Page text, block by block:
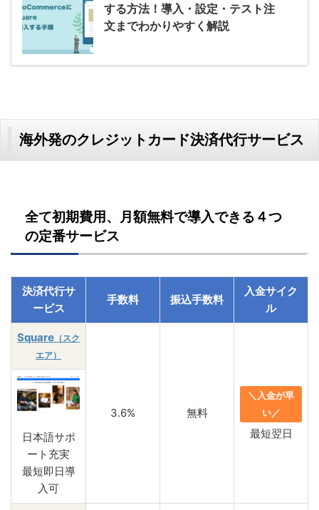
する方法！導入・設定・テスト注
文までわかりやすく解説
海外発のクレジットカード決済代行サービス
全て初期費用、月額無料で導入できる４つ
の定番サービス
決済代行サ
ービス
手数料 振込手数料
入金サイク
ル
Square （スク
エア）
3.6% 無料
＼入金が早
い／
最短翌日
日本語サポ
ート充実
最短即日導
入可